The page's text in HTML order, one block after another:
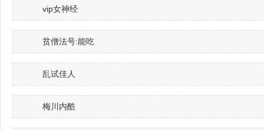
vip女神经
贫僧法号:能吃
乱试佳人
梅川内酷